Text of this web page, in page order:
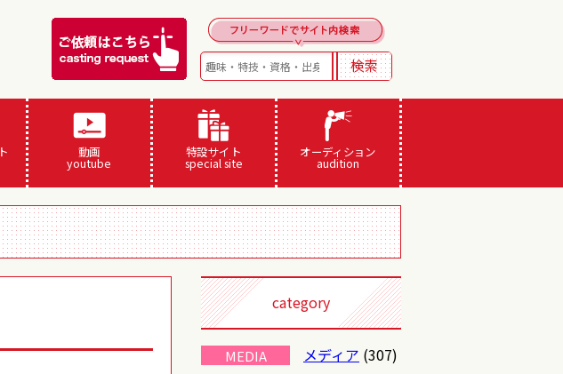
動画
youtube
特設サイト
special site
オーディション
audition
category
MEDIA メディア (307)